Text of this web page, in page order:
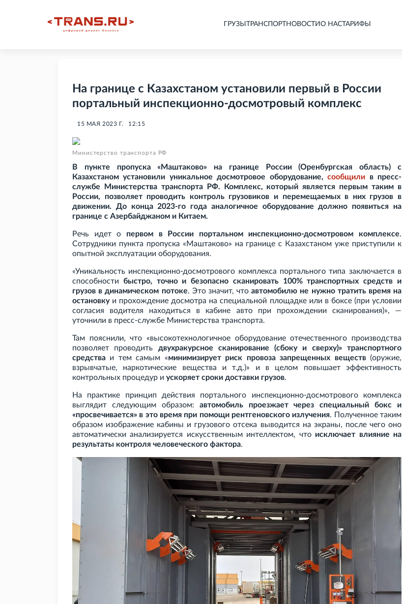
ГРУЗЫ ТРАНСПОРТНОВОСТИ О НАСТАРИФЫ
На границе с Казахстаном установили первый в России
портальный инспекционно-досмотровый комплекс
15 МАЯ 2023 Г. 12:15
Министерство транспорта РФ
В пункте пропуска «Маштаково» на границе России (Оренбургская область) с
Казахстаном установили уникальное досмотровое оборудование,сообщили в пресс-
службе Министерства транспорта РФ. Комплекс, который является первым таким в
России, позволяет проводить контроль грузовиков и перемещаемых в них грузов в
движении. До конца 2023-го года аналогичное оборудование должно появиться на
границе с Азербайджаном и Китаем.
Речь идет о первом в России портальном инспекционно-досмотровом комплексе.
Сотрудники пункта пропуска «Маштаково» на границе с Казахстаном уже приступили к
опытной эксплуатации оборудования.
«Уникальность инспекционно-досмотрового комплекса портального типа заключается в
способности быстро, точно и безопасно сканировать 100% транспортных средств и
грузов в динамическом потоке. Это значит, чтоавтомобилю не нужно тратить время на
остановкуи прохождение досмотра на специальной площадке или в боксе (при условии
согласия водителя находиться в кабине авто при прохождении сканирования)», —
уточнили в пресс-службе Министерства транспорта.
Там пояснили, что «высокотехнологичное оборудование отечественного производства
позволяет проводить двухракурсное сканирование (сбоку и сверху)» транспортного
средства и тем самым «минимизирует риск провоза запрещенных веществ(оружие,
взрывчатые, наркотические вещества и
т.д.)» и в целом повышает эффективность
контрольных процедур и ускоряет сроки доставки грузов.
На практике принцип действия портального инспекционно-досмотрового комплекса
выглядит следующим образом: автомобиль проезжает через специальный бокс и
«просвечивается» в это время при помощи рентгеновского излучения. Полученное таким
образом изображение кабины и грузового отсека выводится на экраны, после чего оно
автоматически анализируется искусственным интеллектом, что исключает влияние на
результаты контроля человеческого фактора.